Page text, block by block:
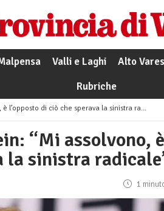
Valli e Laghi Alto
Rubriche
di ciò che sperava la sinistra radicale”
“Mi assolvono, è
la sinistra
1